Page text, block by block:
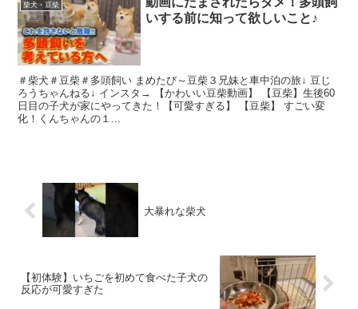
柴犬・豆柴
いする前に知って欲しいこと♪
＃柴犬＃豆柴＃多頭飼い まめたび～豆柴３兄妹と車中泊の旅↓ 豆じ
ろうちゃんねる↓ インスタ→ 【かわいい豆柴動画】 【豆柴】生後60
日目の子犬が家にやってきた！【可愛すぎる】 【豆柴】 すごい変
化！くんちゃんの１...
大暴れな柴犬
【初体験】いちごを初めて食べた子犬の
反応が可愛すぎた